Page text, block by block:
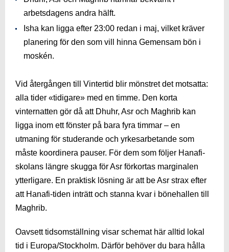
arbetsdagens andra hälft.
Isha kan ligga efter 23:00 redan i maj, vilket kräver
planering för den som vill hinna Gemensam bön i
moskén.
Vid återgången till Vintertid blir mönstret det motsatta:
alla tider «tidig­are» med en timme. Den korta
vinternatten gör då att Dhuhr, Asr och Maghrib kan
ligga inom ett fönster på bara fyra timmar – en
utmaning för studerande och yrkesarbetande som
måste koordinera pauser. För dem som följer Hanafi-
skolans längre skugga för Asr förkortas marginalen
ytterligare. En praktisk lösning är att be Asr strax efter
att Hanafi-tiden inträtt och stanna kvar i bönehallen till
Maghrib.
Oavsett tidsomställning visar schemat här alltid lokal
tid i Europa/Stockholm. Därför behöver du bara hålla